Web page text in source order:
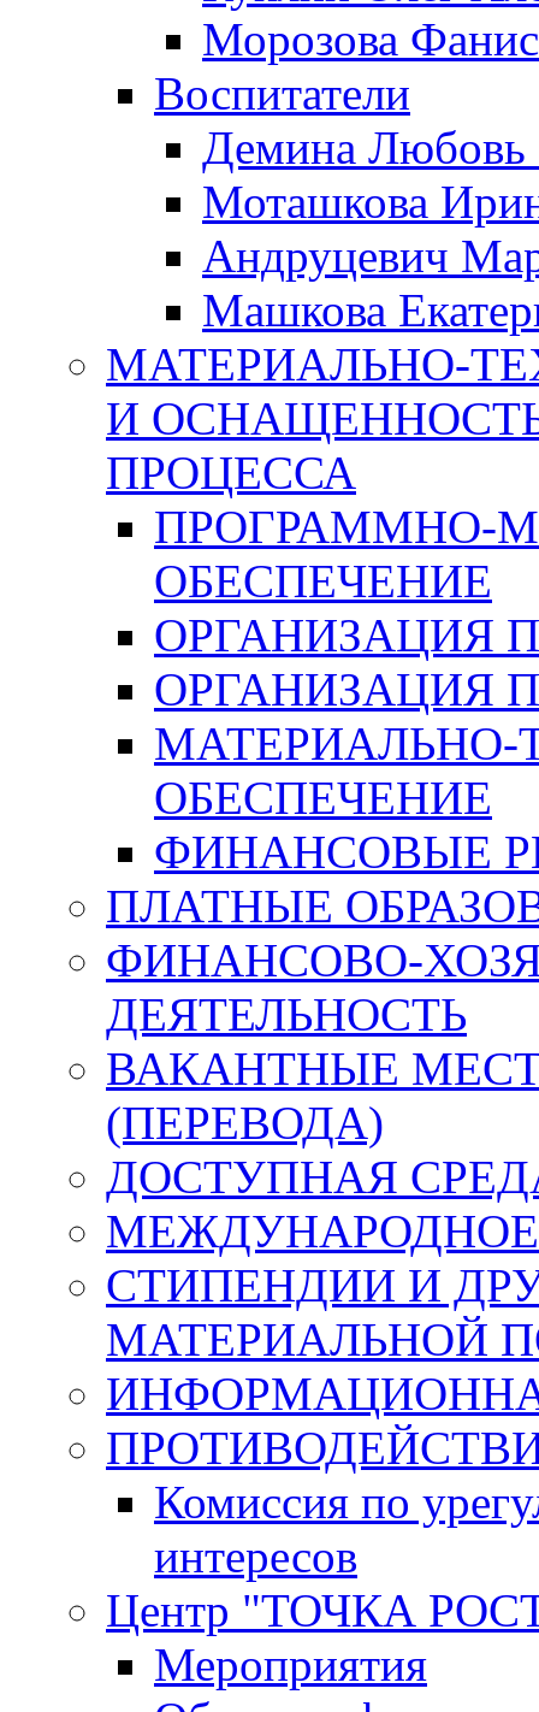
Морозова
Воспитатели
Демина Любовь
Моташкова
Андруцевич
Машкова
МАТЕРИАЛЬНО-
И
ПРОЦЕССА
ПРОГРАММНО-
ОБЕСПЕЧЕНИЕ
ОРГАНИЗАЦИЯ
ОРГАНИЗАЦИЯ
МАТЕРИАЛЬНО-
ОБЕСПЕЧЕНИЕ
ФИНАНСОВЫЕ
ПЛАТНЫЕ
ФИНАНСОВО-
ДЕЯТЕЛЬНОСТЬ
ВАКАНТНЫЕ
(ПЕРЕВОДА)
ДОСТУПНАЯ
СТИПЕНДИИ И
МАТЕРИАЛЬНОЙ
Комиссия по
интересов
Центр "ТОЧКА
Мероприятия